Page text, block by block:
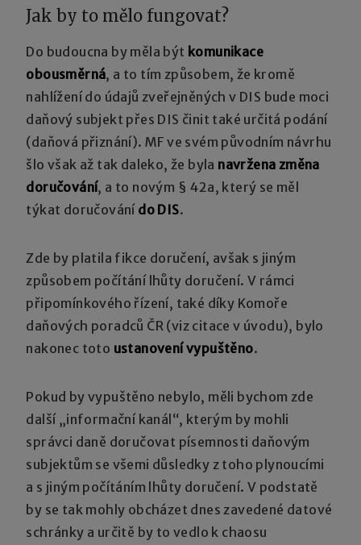
Jak by to mělo fungovat?
Do budoucna by měla být komunikace
obousměrná, a to tím způsobem, že kromě
nahlížení do údajů zveřejněných v DIS bude moci
daňový subjekt přes DIS činit také určitá podání
(daňová přiznání). MF ve svém původním návrhu
šlo však až tak daleko, že byla navržena změna
doručování, a to novým § 42a, který se měl
týkat doručování do DIS.
Zde by platila fikce doručení, avšak s jiným
způsobem počítání lhůty doručení. V rámci
připomínkového řízení, také díky Komoře
daňových poradců ČR (viz citace v úvodu), bylo
nakonec toto ustanovení vypuštěno.
Pokud by vypuštěno nebylo, měli bychom zde
další „informační kanál“, kterým by mohli
správci daně doručovat písemnosti daňovým
subjektům se všemi důsledky z toho plynoucími
a s jiným počítáním lhůty doručení. V podstatě
by se tak mohly obcházet dnes zavedené datové
schránky a určitě by to vedlo k chaosu